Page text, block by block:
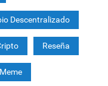
Descentralizado
Reseña